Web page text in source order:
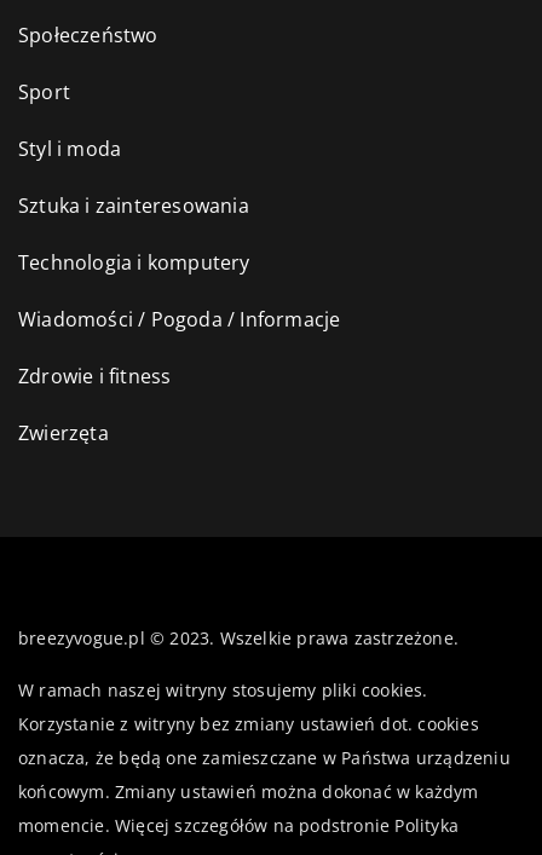
Społeczeństwo
Sport
Styl i moda
Sztuka i zainteresowania
Technologia i komputery
Wiadomości / Pogoda / Informacje
Zdrowie i fitness
Zwierzęta
breezyvogue.pl © 2023. Wszelkie prawa zastrzeżone.
W ramach naszej witryny stosujemy pliki cookies.
Korzystanie z witryny bez zmiany ustawień dot. cookies
oznacza, że będą one zamieszczane w Państwa urządzeniu
końcowym. Zmiany ustawień można dokonać w każdym
momencie. Więcej szczegółów na podstronie Polityka